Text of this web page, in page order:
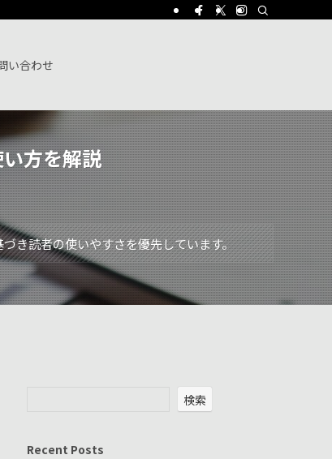
い合わせ
方を解説
き読者の使いやすさを優先しています。
検索
Recent Posts